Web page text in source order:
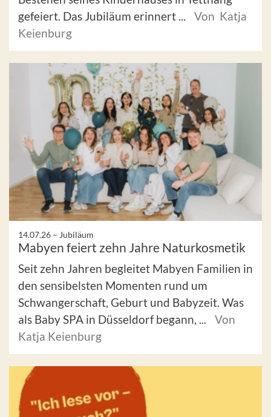
gefeiert. Das Jubiläum erinnert ...
Von Katja
Keienburg
14.07.26 – Jubiläum
Mabyen feiert zehn Jahre Naturkosmetik
Seit zehn Jahren begleitet Mabyen Familien in
den sensibelsten Momenten rund um
Schwangerschaft, Geburt und Babyzeit. Was
als Baby SPA in Düsseldorf begann, ...
Von
Katja Keienburg